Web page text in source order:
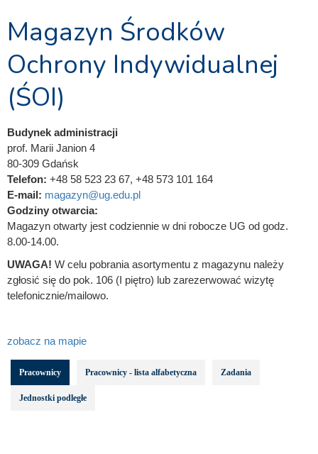
Magazyn Środków
Ochrony Indywidualnej
(ŚOI)
Budynek administracji
prof. Marii Janion 4
80-309 Gdańsk
Telefon: +48 58 523 23 67, +48 573 101 164
E-mail: magazyn@ug.edu.pl
Godziny otwarcia:
Magazyn otwarty jest codziennie w dni robocze UG od godz.
8.00-14.00.
UWAGA! W celu pobrania asortymentu z magazynu należy
zgłosić się do pok. 106 (I piętro) lub zarezerwować wizytę
telefonicznie/mailowo.
zobacz na mapie
Pracownicy Pracownicy - lista alfabetyczna Zadania
Jednostki podległe